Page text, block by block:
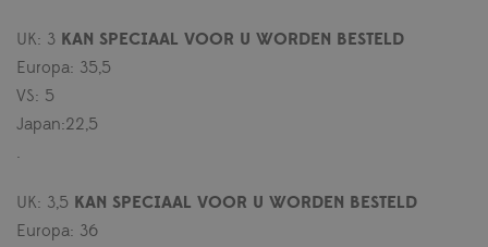
UK: 3 KAN SPECIAAL VOOR U WORDEN BESTELD
Europa: 35,5
VS: 5
Japan:22,5
.
UK: 3,5 KAN SPECIAAL VOOR U WORDEN BESTELD
Europa: 36